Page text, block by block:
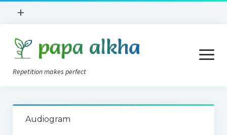
open
+
Books Review
Lokasi
Apa Itu?
Implan Koklea
Repetition makes perfect
open
menu
Konsep AVT
Tips AVT Di Rumah
Audiogram